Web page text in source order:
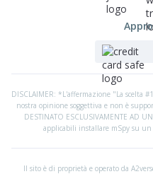
DISCLAIMER: *L'affermazione "La scelta
nostra opinione soggettiva e non è
DESTINATO ESCLUSIVAMENTE AD
applicabili installare mSpy su un
Il sito è di proprietà e operato da